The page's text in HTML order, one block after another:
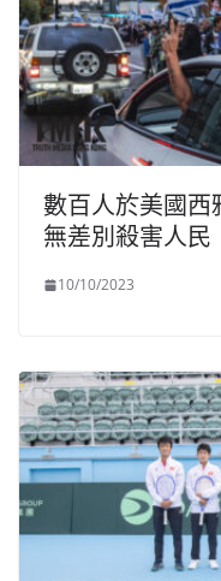
數百人於美國西
無差別殺害人民
10/10/2023